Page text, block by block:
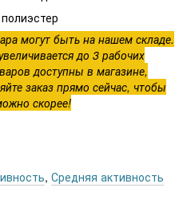
могут быть на нашем складе.
до 3 рабочих
доступны в магазине,
заказ прямо сейчас, чтобы
скорее!
, Средняя активность